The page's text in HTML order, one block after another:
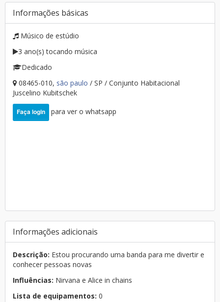
Informações básicas
Músico de estúdio
3 ano(s) tocando música
Dedicado
08465-010, são paulo / SP / Conjunto Habitacional
Juscelino Kubitschek
Faça login para ver o whatsapp
Informações adicionais
Descrição: Estou procurando uma banda para me divertir e
conhecer pessoas novas
Influências: Nirvana e Alice in chains
Lista de equipamentos: 0